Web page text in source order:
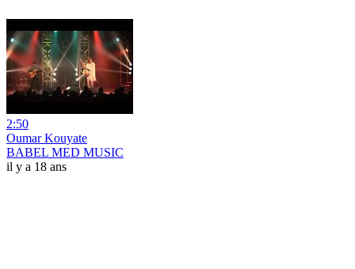
2:50
Oumar Kouyate
BABEL MED MUSIC
il y a 18 ans